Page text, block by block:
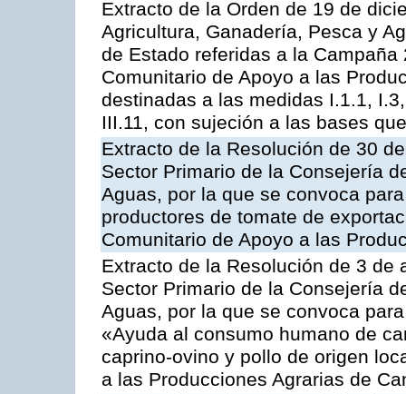
Extracto de la Orden de 19 de
Agricultura, Ganadería, Pesca y
de Estado referidas a la
Comunitario de Apoyo a las
destinadas a las medidas I.1.1,
III.11, con sujeción a las bases
Extracto de la Resolución de 30
Sector Primario de la Consejería
Aguas, por la que se convoca
productores de tomate de
Comunitario de Apoyo a las
Extracto de la Resolución de 3
Sector Primario de la Consejería
Aguas, por la que se convoca
«Ayuda al consumo humano de
caprino-ovino y pollo de origen
a las Producciones Agrarias de